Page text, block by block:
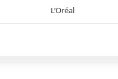
L’Oréal